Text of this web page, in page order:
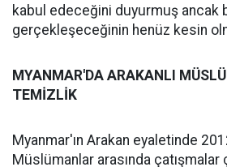
kabul edeceğini duyurmuş ancak
gerçekleşeceğinin henüz kesin
MYANMAR'DA ARAKANLI
TEMİZLİK
Myanmar'ın Arakan eyaletinde
Müslümanlar arasında çatışmalar